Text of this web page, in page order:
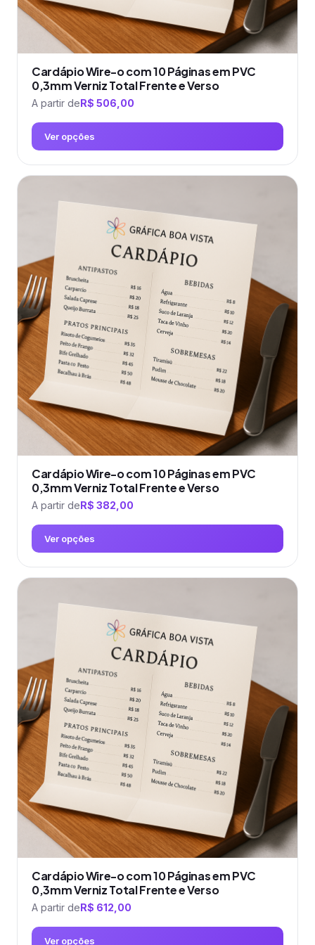
Cardápio Wire-o com 10 Páginas em PVC
0,3mm Verniz Total Frente e Verso
A partir deR$ 506,00
Ver opções
Este
produto
As
opções
podem
ser
escolhidas
na
página
do
produto
Cardápio Wire-o com 10 Páginas em PVC
0,3mm Verniz Total Frente e Verso
A partir deR$ 382,00
Ver opções
Este
produto
As
opções
podem
ser
escolhidas
na
página
do
produto
Cardápio Wire-o com 10 Páginas em PVC
0,3mm Verniz Total Frente e Verso
A partir deR$ 612,00
Ver opções